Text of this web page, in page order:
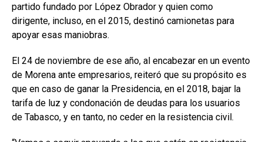
partido fundado por López Obrador y quien como
dirigente, incluso, en el 2015, destinó camionetas para
apoyar esas maniobras.
El 24 de noviembre de ese año, al encabezar en un evento
de Morena ante empresarios, reiteró que su propósito es
que en caso de ganar la Presidencia, en el 2018, bajar la
tarifa de luz y condonación de deudas para los usuarios
de Tabasco, y en tanto, no ceder en la resistencia civil.